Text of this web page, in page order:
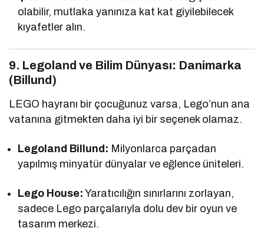
olabilir, mutlaka yanınıza kat kat giyilebilecek
kıyafetler alın.
9. Legoland ve Bilim Dünyası: Danimarka
(Billund)
LEGO hayranı bir çocuğunuz varsa, Lego’nun ana
vatanına gitmekten daha iyi bir seçenek olamaz.
Legoland Billund: Milyonlarca parçadan
yapılmış minyatür dünyalar ve eğlence üniteleri.
Lego House: Yaratıcılığın sınırlarını zorlayan,
sadece Lego parçalarıyla dolu dev bir oyun ve
tasarım merkezi.